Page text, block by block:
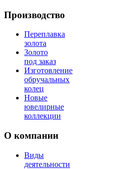
Производство
Переплавка
золота
Золото
под заказ
Изготовление
обручальных
колец
Новые
ювелирные
коллекции
О компании
Виды
деятельности